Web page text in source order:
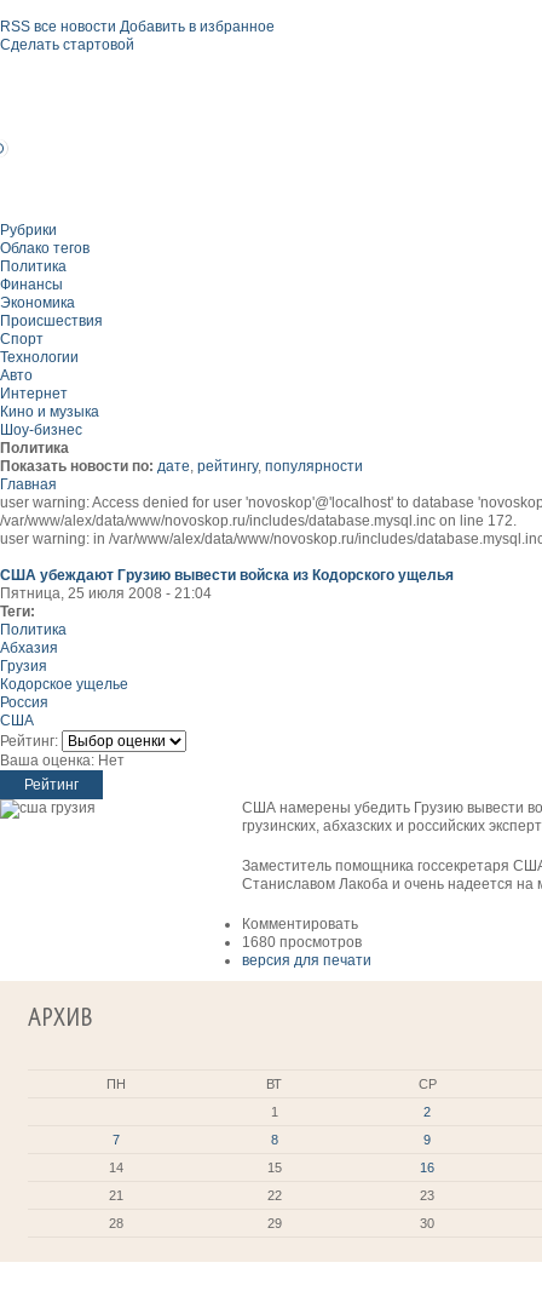
RSS все новости Добавить в избранное
Сделать стартовой
Рубрики
Облако тегов
Политика
Финансы
Экономика
Происшествия
Спорт
Технологии
Авто
Интернет
Кино и музыка
Шоу-бизнес
Политика
Показать новости по: дате, рейтингу, популярности
Главная
user warning: Access denied for user 'novoskop'@'localhost' to database
/var/www/alex/data/www/novoskop.ru/includes/database.mysql.inc on line 172.
user warning: in /var/www/alex/data/www/novoskop.ru/includes/
США убеждают Грузию вывести войска из Кодорского ущелья
Пятница, 25 июля 2008 - 21:04
Теги:
Политика
Абхазия
Грузия
Кодорское ущелье
Россия
США
Рейтинг:
Ваша оценка: Нет
США намерены убедить Грузию вывести
грузинских, абхазских и российских
Заместитель помощника госсекретаря
Станиславом Лакоба и очень надеется
Комментировать
1680 просмотров
версия для печати
АРХИВ
ПН ВТ
СР
1
2
7
8
9
14
15
16
21
22
23
28
29 30